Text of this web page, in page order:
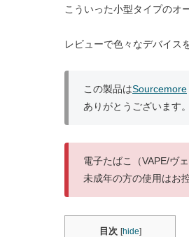
こういった小型タイプのオ
レビューで色々なデバイス
この製品はSourcemore
ありがとうございます。
電子たばこ（VAPE/ヴ
未成年の方の使用はお
目次 [hide]